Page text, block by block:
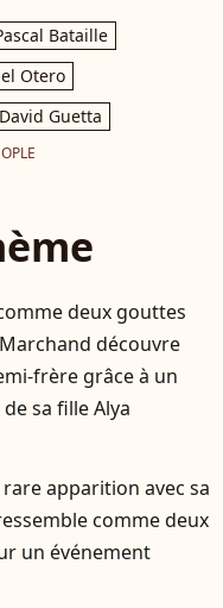
Bataille
Otero
David Guetta
deux gouttes
découvre
frère grâce à un
sa fille Alya
apparition avec sa
comme deux
un événement